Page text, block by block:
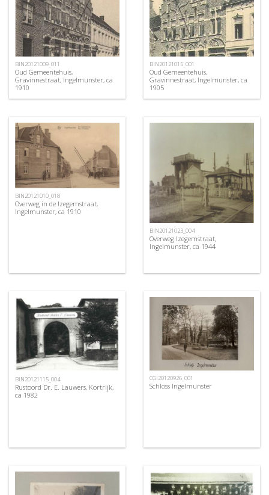
BIN20121009_011
Oud Gemeentehuis,
Gravinnestraat, Ingelmunster, ca
1910
BIN20121015_001
Oud Gemeentehuis,
Gravinnestraat, Ingelmunster, ca
1905
BIN20121010_018
Overweg in de Izegemstraat,
Ingelmunster, ca 1910
BIN20121023_004
Overweg Izegemstraat,
Ingelmunster, ca 1944
BIN20121115_004
Rustoord Dr. E. Lauwers, Kortrijk,
ca 1982
CGI20120926_001
Schloss Ingelmunster